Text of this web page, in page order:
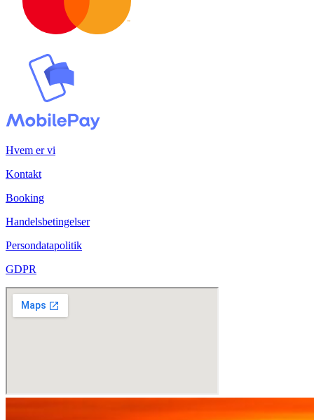
Hvem er vi
Kontakt
Booking
Handelsbetingelser
Persondatapolitik
GDPR